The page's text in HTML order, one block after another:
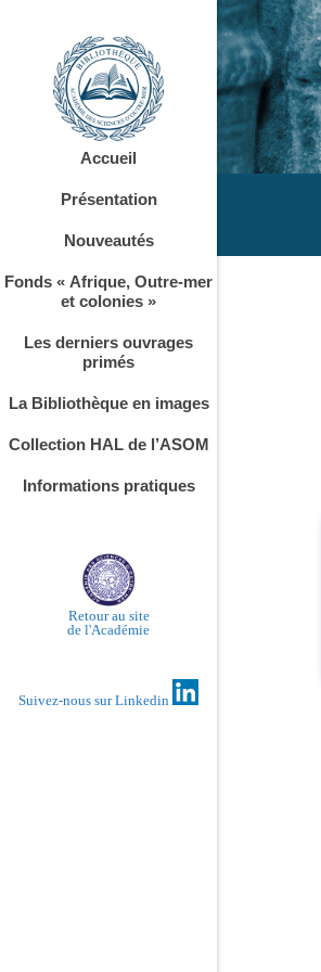
Accueil
Présentation
Nouveautés
Fonds « Afrique, Outre-mer
et colonies »
Les derniers ouvrages
primés
La Bibliothèque en images
Collection HAL de l’ASOM
Informations pratiques
Retour au site
de l'Académie
Suivez-nous sur Linkedin